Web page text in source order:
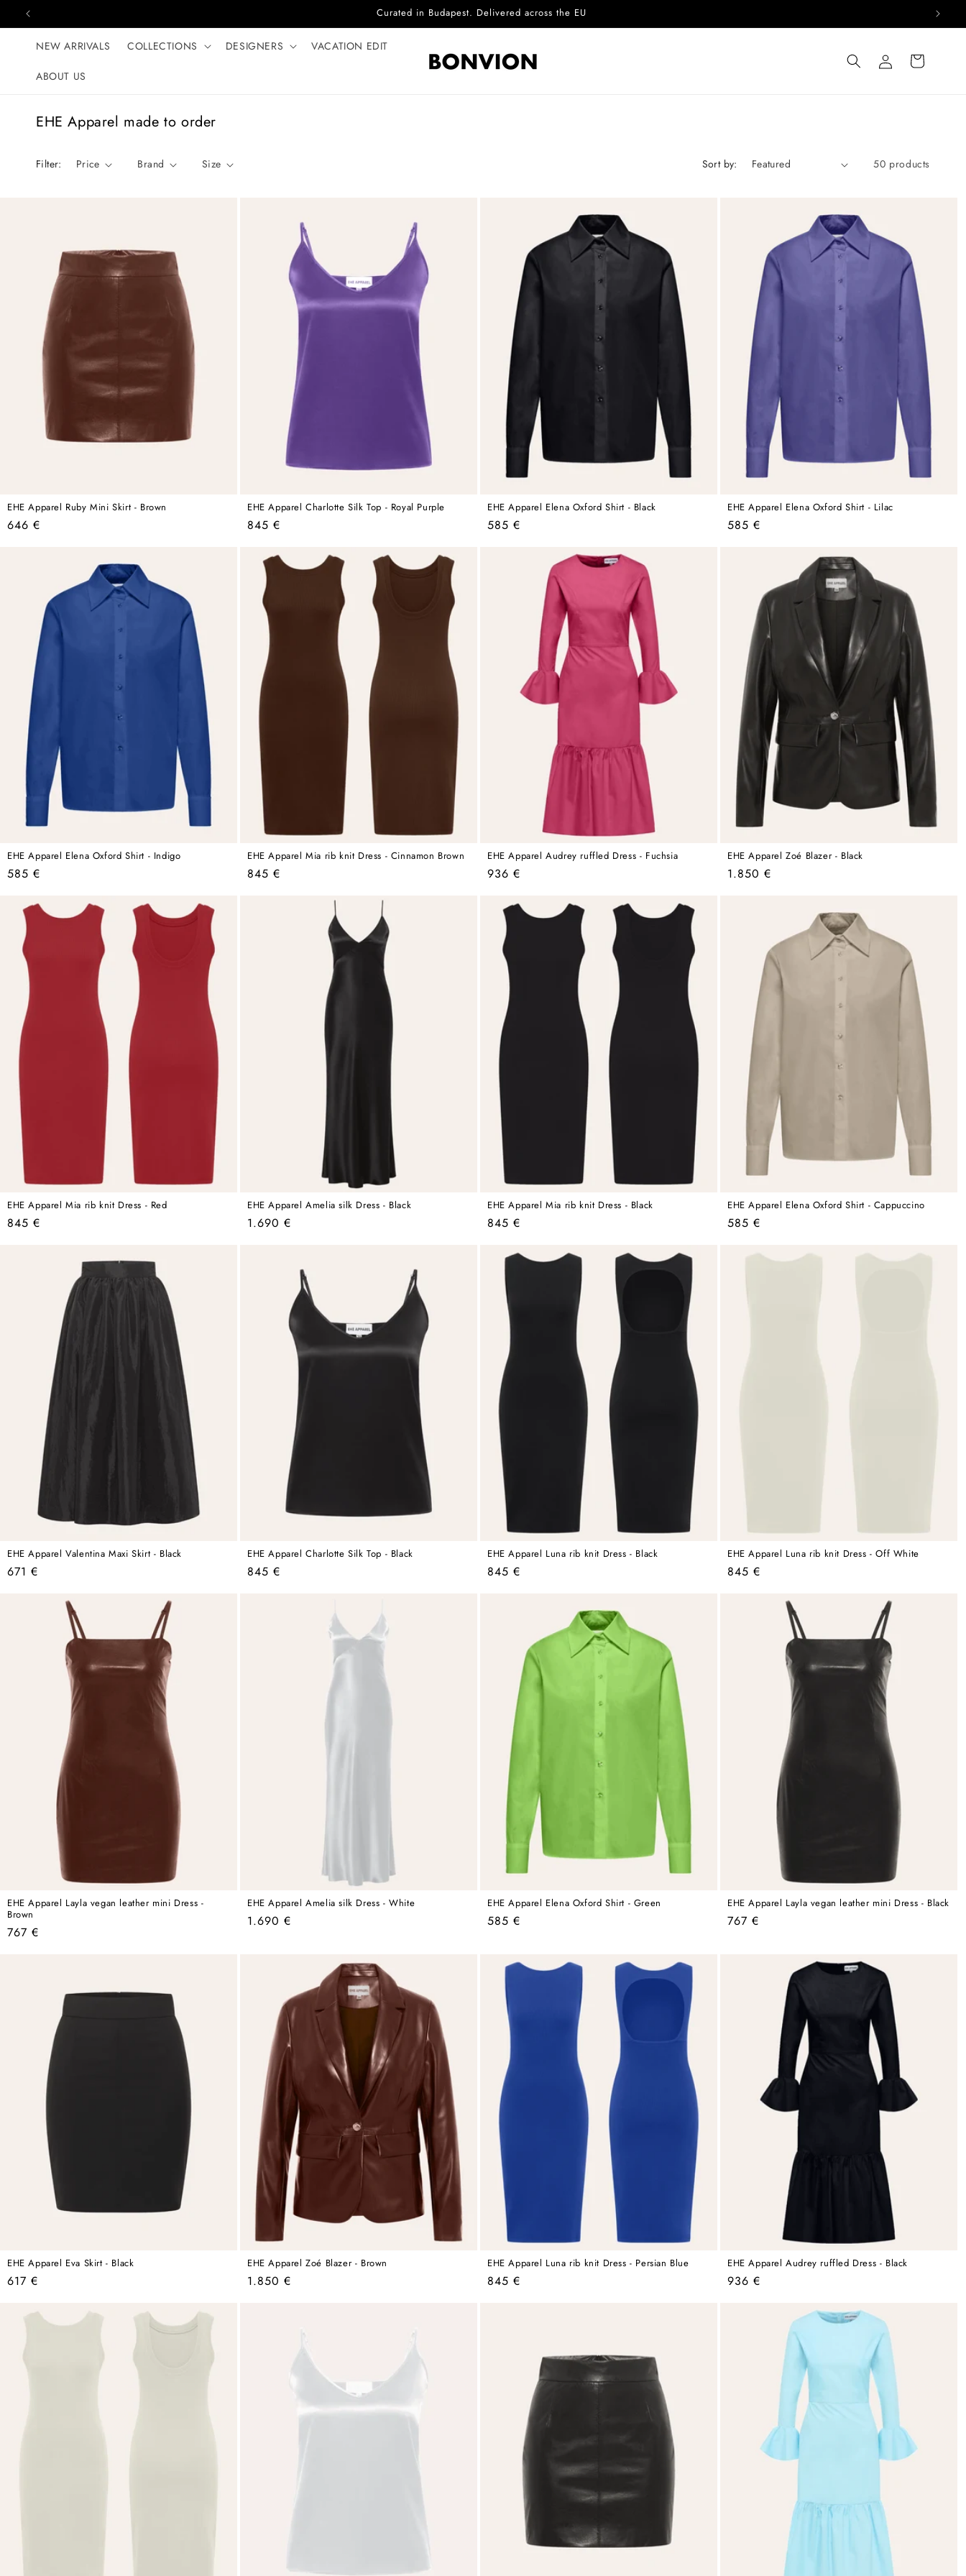
Skip to content Complimentary EU delivery on every order
NEW ARRIVALS COLLECTIONS DESIGNERS VACATION EDIT
ABOUT US
Log
in
Cart
C
l
EHE Apparel made to order
Filter: Price Brand Size Sort by: 50 products
EHE Apparel Ruby Mini Skirt - Brown
Regular
646 €
EHE Apparel Charlotte Silk Top - Royal Purple
Regular
845 €
EHE Apparel Elena Oxford Shirt - Black
Regular
585 €
EHE Apparel Elena Oxford Shirt - Lilac
Regular
585 €
EHE Apparel Elena Oxford Shirt - Indigo
Regular
585 €
EHE Apparel Mia rib knit Dress - Cinnamon Brown
Regular
845 €
EHE Apparel Audrey ruffled Dress - Fuchsia
Regular
936 €
EHE Apparel Zoé Blazer - Black
Regular
1.850 €
EHE Apparel Mia rib knit Dress - Red
Regular
845 €
EHE Apparel Amelia silk Dress - Black
Regular
1.690 €
EHE Apparel Mia rib knit Dress - Black
Regular
845 €
EHE Apparel Elena Oxford Shirt - Cappuccino
Regular
585 €
EHE Apparel Valentina Maxi Skirt - Black
Regular
671 €
EHE Apparel Charlotte Silk Top - Black
Regular
845 €
EHE Apparel Luna rib knit Dress - Black
Regular
845 €
EHE Apparel Luna rib knit Dress - Off White
Regular
845 €
EHE Apparel Layla vegan leather mini Dress -
Brown
Regular
767 €
EHE Apparel Amelia silk Dress - White
Regular
1.690 €
EHE Apparel Elena Oxford Shirt - Green
Regular
585 €
EHE Apparel Layla vegan leather mini Dress - Black
Regular
767 €
EHE Apparel Eva Skirt - Black
Regular
617 €
EHE Apparel Zoé Blazer - Brown
Regular
1.850 €
EHE Apparel Luna rib knit Dress - Persian Blue
Regular
845 €
EHE Apparel Audrey ruffled Dress - Black
Regular
936 €